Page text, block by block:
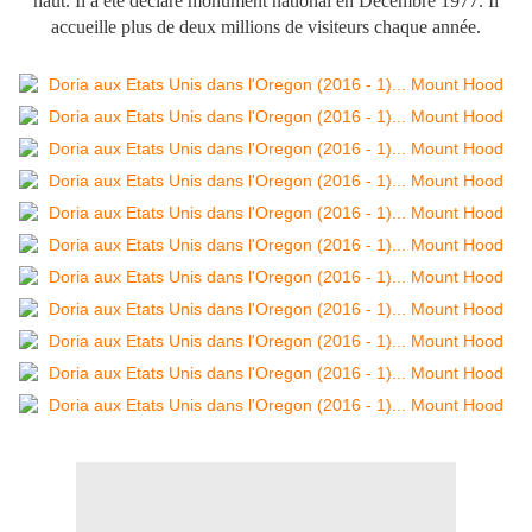
accueille plus de deux millions de visiteurs chaque année.